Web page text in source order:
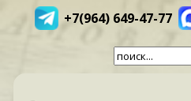
+7(964) 649-47-77